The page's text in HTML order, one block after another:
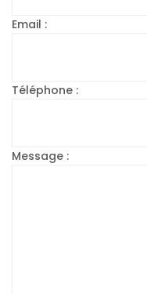
Email :
Téléphone :
Message :